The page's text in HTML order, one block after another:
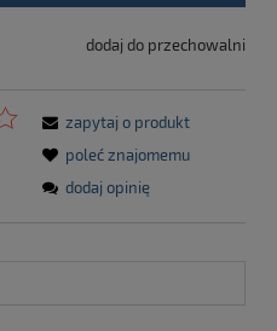
dodaj do przechowalni
zapytaj o produkt
poleć znajomemu
dodaj opinię